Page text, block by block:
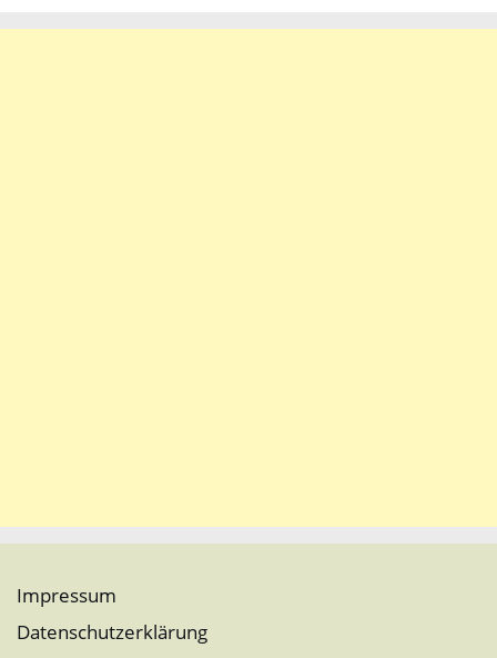
Impressum
Datenschutzerklärung